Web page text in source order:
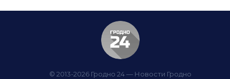
© 2013-2026 Гродно 24 — Новости Гродно